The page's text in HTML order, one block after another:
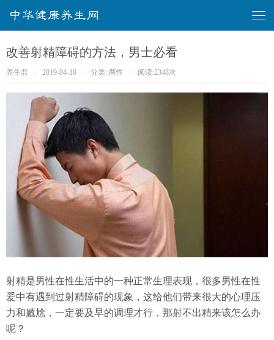
华健康养生网
改善射精障碍的方法，男士必看
养生君 2019-04-10 分类: 两性 阅读:2348次
射精是男性在性生活中的一种正常生理表现，很多男性在性
爱中有遇到过射精障碍的现象，这给他们带来很大的心理压
力和尴尬，一定要及早的调理才行，那射不出精来该怎么办
呢？